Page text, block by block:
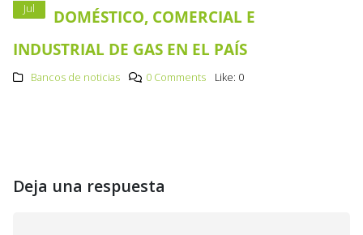
Jul
DOMÉSTICO, COMERCIAL E
INDUSTRIAL DE GAS EN EL PAÍS
Bancos de noticias 0 Comments Like: 0
Deja una respuesta